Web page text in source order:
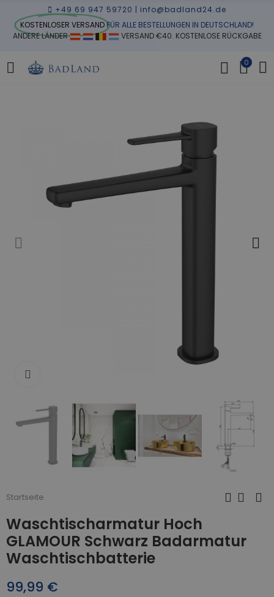
+49 69 947 59720 | info@badland24.de
KOSTENLOSER VERSANDFÜR ALLE BESTELLUNGEN IN DEUTSCHLAND!
ANDERE LÄNDER
VERSAND €40. KOSTENLOSE RÜCKGABE
0
Startseite
Waschtischarmatur Hoch
GLAMOUR Schwarz Badarmatur
Waschtischbatterie
99,99 €